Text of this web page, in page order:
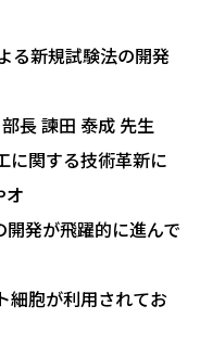
る新規試験法の開発
⾧ 諫田 泰成 先生
に関する技術革新に
オ
発が飛躍的に進んで
細胞が利用されてお